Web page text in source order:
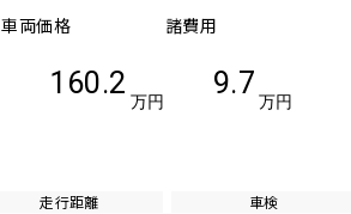
車両価格
160.2
万円
諸費用
9.7
万円
走行距離 車検